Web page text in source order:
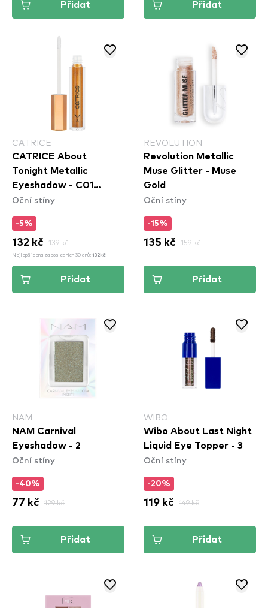
Přidat Přidat
CATRICE
CATRICE About
Tonight Metallic
Eyeshadow - C01
Champagne O'Clock
Oční stíny
-5%
132 kč 139 kč
Nejlepší cena za posledních 30 dnů: 132kč
Přidat
REVOLUTION
Revolution Metallic
Muse Glitter - Muse
Gold
Oční stíny
-15%
135 kč 159 kč
Přidat
NAM
NAM Carnival
Eyeshadow - 2
Oční stíny
-40%
77 kč 129 kč
Přidat
WIBO
Wibo About Last Night
Liquid Eye Topper - 3
Oční stíny
-20%
119 kč 149 kč
Přidat